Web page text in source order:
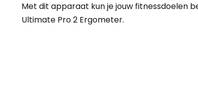
Met dit apparaat kun je jouw fitnessdoelen
Ultimate Pro 2 Ergometer.